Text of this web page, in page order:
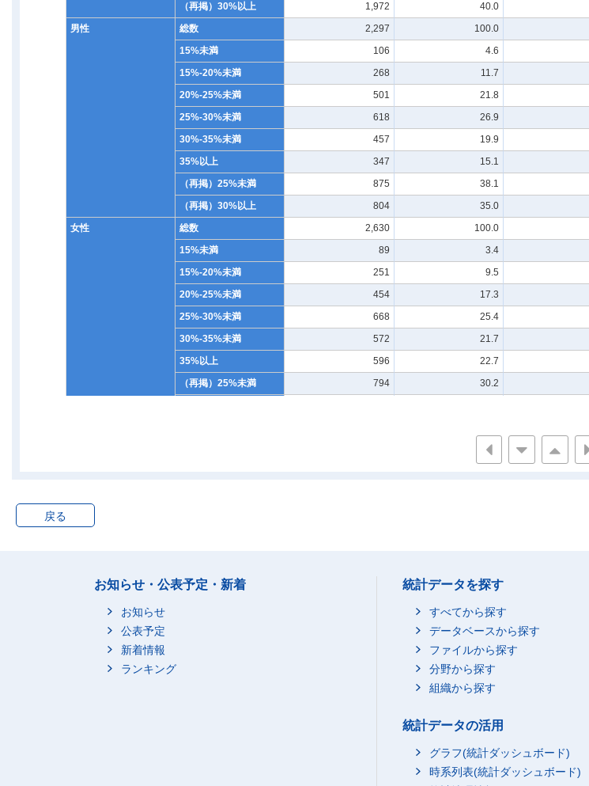
（再掲）30%以上
1,972 40.0
男性
総数 2,297 100.0
15%未満
106 4.6
15%-20%未満
268 11.7
20%-25%未満
501 21.8
25%-30%未満
618 26.9
30%-35%未満
457 19.9
35%以上
347 15.1
（再掲）25%未満
875 38.1
（再掲）30%以上
804 35.0
女性
総数 2,630 100.0
15%未満
89 3.4
15%-20%未満
251 9.5
20%-25%未満
454 17.3
25%-30%未満
668 25.4
30%-35%未満
572 21.7
35%以上
596 22.7
（再掲）25%未満
794 30.2
戻る
お知らせ・公表予定・新着
お知らせ
公表予定
新着情報
ランキング
統計データを探す
すべてから探す
データベースから探す
ファイルから探す
分野から探す
組織から探す
統計データの活用
グラフ(統計ダッシュボード)
時系列表(統計ダッシュボード)